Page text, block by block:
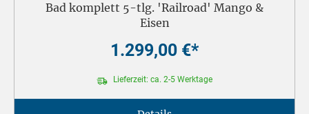
Bad komplett 5-tlg. 'Railroad' Mango &
Eisen
1.299,00 €*
Lieferzeit: ca. 2-5 Werktage